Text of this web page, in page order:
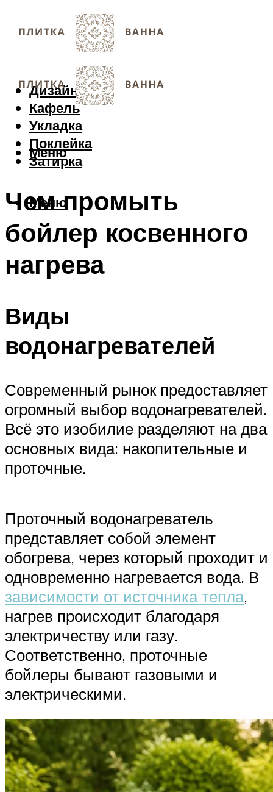
Дизайн
Кафель
Укладка
Поклейка
Затирка
Меню
Меню
Чем промыть
бойлер косвенного
нагрева
Виды
водонагревателей
Современный рынок предоставляет
огромный выбор водонагревателей.
Всё это изобилие разделяют на два
основных вида: накопительные и
проточные.
Проточный водонагреватель
представляет собой элемент
обогрева, через который проходит и
одновременно нагревается вода. В
зависимости от источника тепла,
нагрев происходит благодаря
электричеству или газу.
Соответственно, проточные
бойлеры бывают газовыми и
электрическими.